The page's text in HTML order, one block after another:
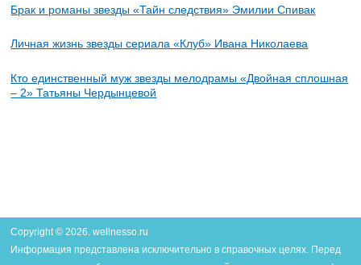
Брак и романы звезды «Тайн следствия» Эмилии Спивак
Личная жизнь звезды сериала «Клуб» Ивана Николаева
Кто единственный муж звезды мелодрамы «Двойная сплошная
– 2» Татьяны Чердынцевой
Copyright © 2026. wellnesso.ru
Информация представлена исключительно в справочных целях. Перед